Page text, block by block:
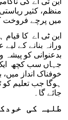
میں پرچے فروخت
این ٹی اے کا قیام
ورانہ بنانے کے
بدعنوانی کو پیشہ
جہاں سب کچھ ایک
خوفناک انداز
ہوگا جب تعلیم کو
جائے گا۔
طلبہ کی